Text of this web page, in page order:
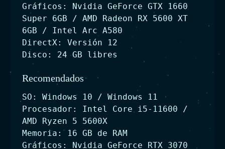
Gráficos: Nvidia GeForce GTX 1660
Super 6GB / AMD Radeon RX 5600 XT
6GB / Intel Arc A580
DirectX: Versión 12
Disco: 24 GB libres
Recomendados
SO: Windows 10 / Windows 11
Procesador: Intel Core i5-11600 /
AMD Ryzen 5 5600X
Memoria: 16 GB de RAM
Gráficos: Nvidia GeForce RTX 3070